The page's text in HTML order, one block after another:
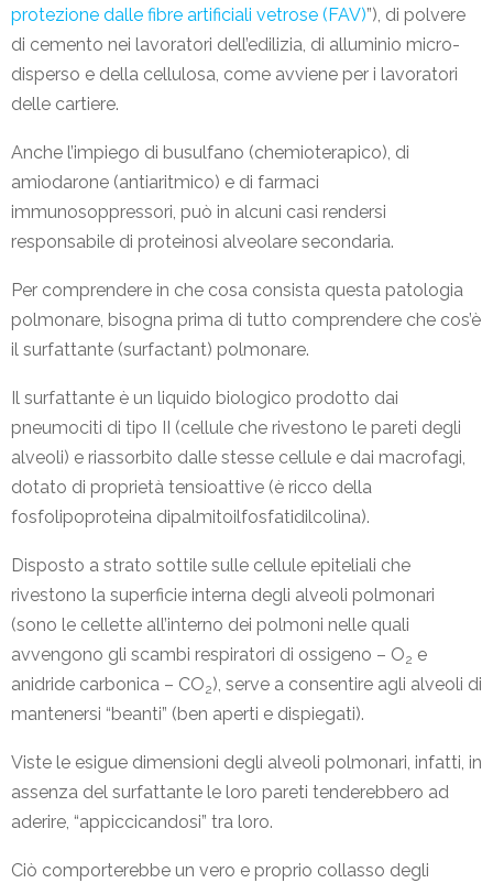
protezione dalle fibre artificiali vetrose (FAV)”), di polvere
di cemento nei lavoratori dell’edilizia, di alluminio micro-
disperso e della cellulosa, come avviene per i lavoratori
delle cartiere.
Anche l’impiego di busulfano (chemioterapico), di
amiodarone (antiaritmico) e di farmaci
immunosoppressori, può in alcuni casi rendersi
responsabile di proteinosi alveolare secondaria.
Per comprendere in che cosa consista questa patologia
polmonare, bisogna prima di tutto comprendere che cos’è
il surfattante (surfactant) polmonare.
Il surfattante è un liquido biologico prodotto dai
pneumociti di tipo II (cellule che rivestono le pareti degli
alveoli) e riassorbito dalle stesse cellule e dai macrofagi,
dotato di proprietà tensioattive (è ricco della
fosfolipoproteina dipalmitoilfosfatidilcolina).
Disposto a strato sottile sulle cellule epiteliali che
rivestono la superficie interna degli alveoli polmonari
(sono le cellette all’interno dei polmoni nelle quali
avvengono gli scambi respiratori di ossigeno – O2 e
anidride carbonica – CO2), serve a consentire agli alveoli di
mantenersi “beanti” (ben aperti e dispiegati).
Viste le esigue dimensioni degli alveoli polmonari, infatti, in
assenza del surfattante le loro pareti tenderebbero ad
aderire, “appiccicandosi” tra loro.
Ciò comporterebbe un vero e proprio collasso degli